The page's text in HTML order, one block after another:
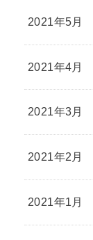
2021年5月
2021年4月
2021年3月
2021年2月
2021年1月